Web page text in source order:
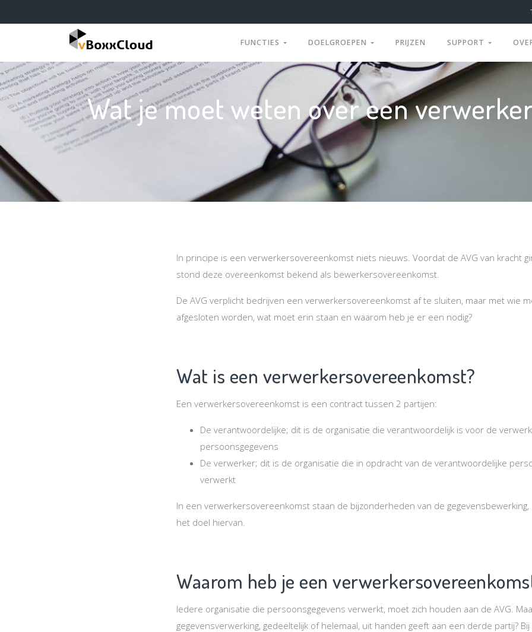
FUNCTIES DOELGROEPEN PRIJZEN SUPPORT
Wat je moet weten over een
In principe is een verwerkersovereenkomst niets nieuws. Voordat de AVG van kracht
stond deze overeenkomst bekend als bewerkersovereenkomst.
De AVG verplicht bedrijven een verwerkersovereenkomst af te sluiten, maar met wie
afgesloten worden, wat moet erin staan en waarom heb je er een nodig?
Wat is een verwerkersovereenkomst?
Een verwerkersovereenkomst is een contract tussen 2 partijen:
De verantwoordelijke; dit is de organisatie die verantwoordelijk is voor de
persoonsgegevens
De verwerker; dit is de organisatie die in opdracht van de verantwoordelijke
verwerkt
In een verwerkersovereenkomst staan de bijzonderheden van de gegevensbewerking,
het doel hiervan.
Waarom heb je een
Iedere organisatie die persoonsgegevens verwerkt, moet zich houden aan de AVG.
gegevensverwerking, gedeeltelijk of helemaal, uit handen geeft aan een derde partij?